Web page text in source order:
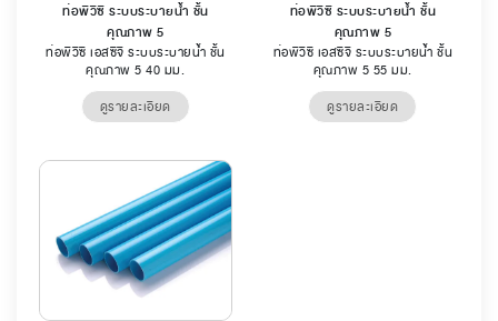
ท่อพีวีซี ระบบระบายน้ำ ชั้น
คุณภาพ 5
ท่อพีวีซี เอสซีจี ระบบระบายน้ำ ชั้น
คุณภาพ 5 40 มม.
ดูรายละเอียด
ท่อพีวีซี ระบบระบายน้ำ ชั้น
คุณภาพ 5
ท่อพีวีซี เอสซีจี ระบบระบายน้ำ ชั้น
คุณภาพ 5 55 มม.
ดูรายละเอียด